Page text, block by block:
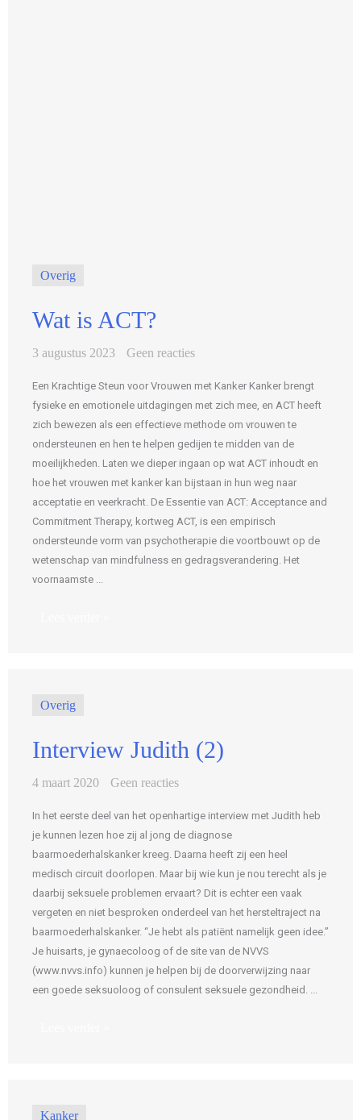
Overig
Wat is ACT?
3 augustus 2023 Geen reacties
Een Krachtige Steun voor Vrouwen met Kanker Kanker brengt
fysieke en emotionele uitdagingen met zich mee, en ACT heeft
zich bewezen als een effectieve methode om vrouwen te
ondersteunen en hen te helpen gedijen te midden van de
moeilijkheden. Laten we dieper ingaan op wat ACT inhoudt en
hoe het vrouwen met kanker kan bijstaan in hun weg naar
acceptatie en veerkracht. De Essentie van ACT: Acceptance and
Commitment Therapy, kortweg ACT, is een empirisch
ondersteunde vorm van psychotherapie die voortbouwt op de
wetenschap van mindfulness en gedragsverandering. Het
voornaamste ...
Overig
Interview Judith (2)
4 maart 2020 Geen reacties
In het eerste deel van het openhartige interview met Judith heb
je kunnen lezen hoe zij al jong de diagnose
baarmoederhalskanker kreeg. Daarna heeft zij een heel
medisch circuit doorlopen. Maar bij wie kun je nou terecht als je
daarbij seksuele problemen ervaart? Dit is echter een vaak
vergeten en niet besproken onderdeel van het hersteltraject na
baarmoederhalskanker. “Je hebt als patiënt namelijk geen idee.”
Je huisarts, je gynaecoloog of de site van de NVVS
(www.nvvs.info) kunnen je helpen bij de doorverwijzing naar
een goede seksuoloog of consulent seksuele gezondheid. ...
Kanker